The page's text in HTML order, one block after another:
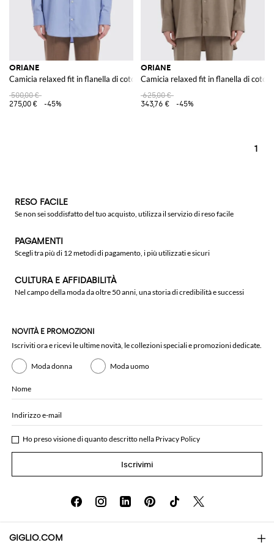
ORIANE
Camicia relaxed fit in flanella di cotone a righe con collo francese
500,00 €
275,00 €
-45%
ORIANE
Camicia relaxed fit in flanella di
625,00 €
343,76 €
-45%
1
RESO FACILE
Se non sei soddisfatto del tuo acquisto, utilizza il servizio di reso facile
PAGAMENTI
Scegli tra più di 12 metodi di pagamento, i più utilizzati e sicuri
CULTURA E AFFIDABILITÀ
Nel campo della moda da oltre 50 anni, una storia di credibilità e successi
NOVITÀ E PROMOZIONI
Iscriviti ora e ricevi le ultime novità, le collezioni speciali e promozioni dedicate.
Moda donna Moda uomo
Nome
Indirizzo e-mail
Ho preso visione di quanto descritto nella Privacy Policy
Iscrivimi
GIGLIO.COM